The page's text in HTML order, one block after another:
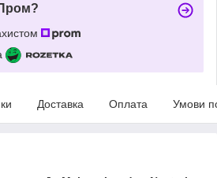
Доставка Оплата Умови